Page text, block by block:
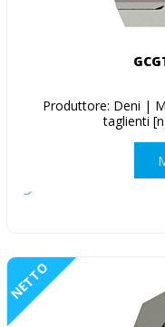
Produttore: Deni |
taglienti
NETTO